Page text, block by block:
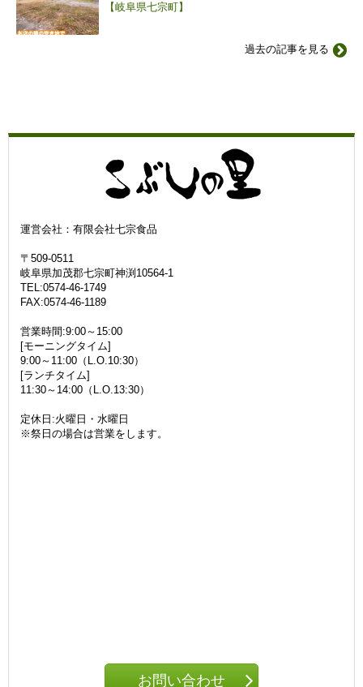
【岐阜県七宗町】
過去の記事を見る
運営会社：有限会社七宗食品
〒509-0511
岐阜県加茂郡七宗町神渕10564-1
TEL:0574-46-1749
FAX:0574-46-1189
営業時間:9:00～15:00
[モーニングタイム]
9:00～11:00（L.O.10:30）
[ランチタイム]
11:30～14:00（L.O.13:30）
定休日:火曜日・水曜日
※祭日の場合は営業をします。
お問い合わせ